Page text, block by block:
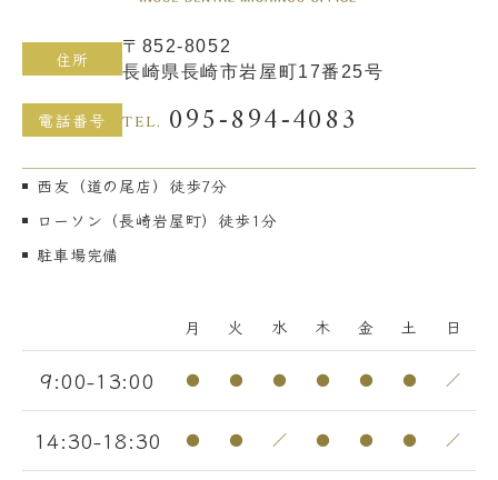
住所
〒852-8052
長崎県長崎市岩屋町17番25号
電話番号 TEL. 095-894-4083
西友（道の尾店）徒歩7分
ローソン（長崎岩屋町）徒歩1分
駐車場完備
月 火 水 木 金 土 日
9:00-13:00 ● ● ● ● ● ● ／
14:30-18:30 ● ● ／ ● ● ● ／